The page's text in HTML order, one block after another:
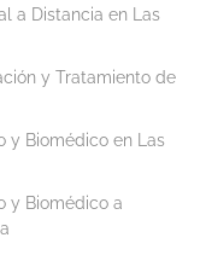
a Distancia en Las
y Tratamiento de
y Biomédico en Las
y Biomédico a